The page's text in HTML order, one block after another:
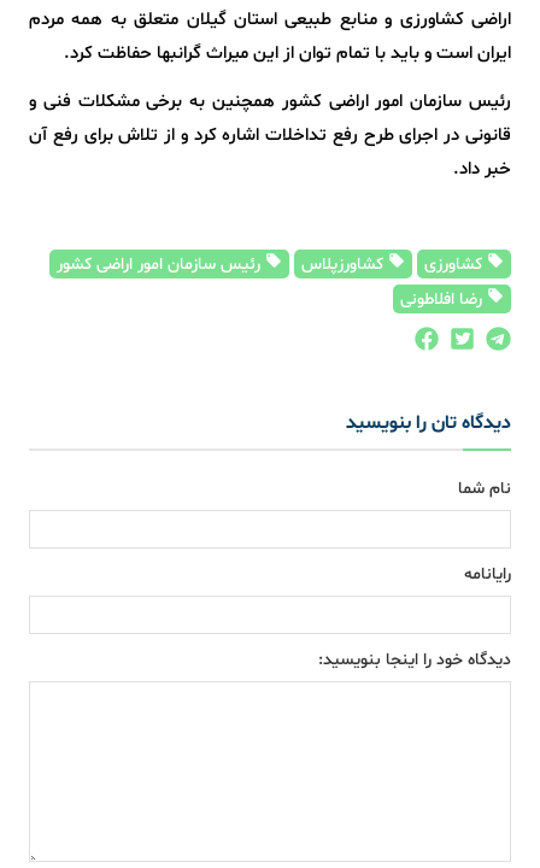
اراضی کشاورزی و منابع طبیعی استان گیلان متعلق به همه مردم
ایران است و باید با تمام توان از این میراث گرانبها حفاظت کرد.
رئیس سازمان امور اراضی کشور همچنین به برخی مشکلات فنی و
قانونی در اجرای طرح رفع تداخلات اشاره کرد و از تلاش برای رفع آن
خبر داد.
کشاورزی کشاورزپلاس
رئیس سازمان امور اراضی کشور
رضا افلاطونی
دیدگاه تان را بنویسید
نام شما
رایانامه
دیدگاه خود را اینجا بنویسید: